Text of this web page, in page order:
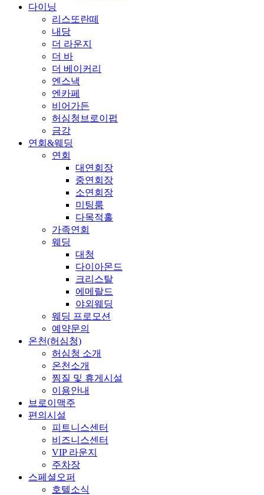
다이닝
리스또란떼
내당
더 라운지
더 바
더 베이커리
엔스낵
엔카페
비어가든
허심청브로이펍
금강
연회&웨딩
연회
대연회장
중연회장
소연회장
미팅룸
다목적홀
가족연회
웨딩
대청
다이아몬드
크리스탈
에메랄드
야외웨딩
웨딩 프로모션
예약문의
온천(허심청)
허심청 소개
온천소개
찜질 및 휴게시설
이용안내
브로이맥주
편의시설
피트니스센터
비즈니스센터
VIP 라운지
주차장
스페셜오퍼
호텔소식